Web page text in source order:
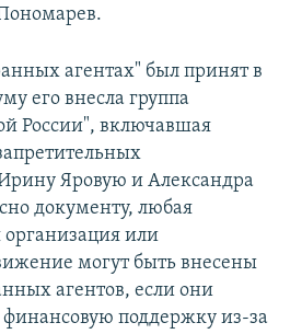
агентах" был принят в
его внесла группа
России", включавшая
Яровую и Александра
документу, любая
или
могут быть внесены
агентов, если они
поддержку из-за